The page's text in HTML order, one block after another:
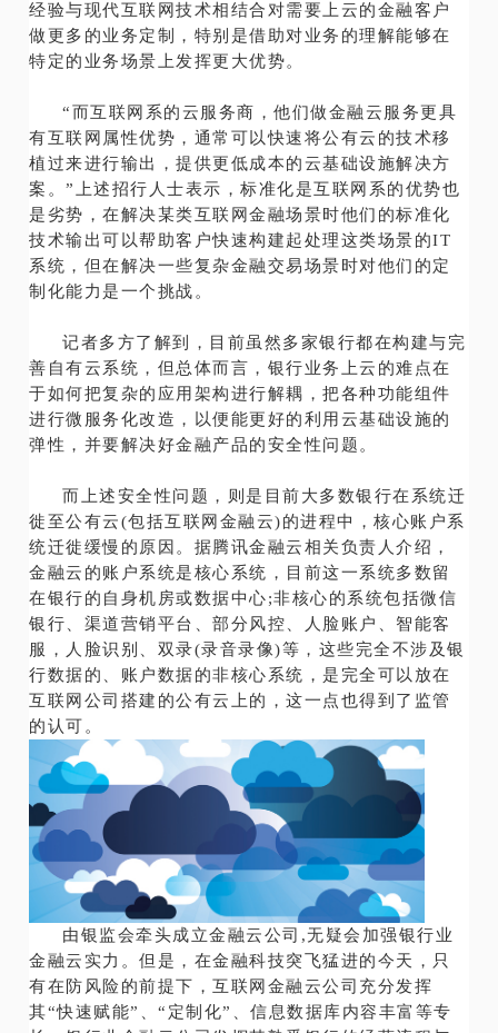
经验与现代互联网技术相结合对需要上云的金融客户
做更多的业务定制，特别是借助对业务的理解能够在
特定的业务场景上发挥更大优势。
“而互联网系的云服务商，他们做金融云服务更具
有互联网属性优势，通常可以快速将公有云的技术移
植过来进行输出，提供更低成本的云基础设施解决方
案。”上述招行人士表示，标准化是互联网系的优势也
是劣势，在解决某类互联网金融场景时他们的标准化
技术输出可以帮助客户快速构建起处理这类场景的IT
系统，但在解决一些复杂金融交易场景时对他们的定
制化能力是一个挑战。
记者多方了解到，目前虽然多家银行都在构建与完
善自有云系统，但总体而言，银行业务上云的难点在
于如何把复杂的应用架构进行解耦，把各种功能组件
进行微服务化改造，以便能更好的利用云基础设施的
弹性，并要解决好金融产品的安全性问题。
而上述安全性问题，则是目前大多数银行在系统迁
徙至公有云(包括互联网金融云)的进程中，核心账户系
统迁徙缓慢的原因。据腾讯金融云相关负责人介绍，
金融云的账户系统是核心系统，目前这一系统多数留
在银行的自身机房或数据中心;非核心的系统包括微信
银行、渠道营销平台、部分风控、人脸账户、智能客
服，人脸识别、双录(录音录像)等，这些完全不涉及银
行数据的、账户数据的非核心系统，是完全可以放在
互联网公司搭建的公有云上的，这一点也得到了监管
的认可。
由银监会牵头成立金融云公司,无疑会加强银行业
金融云实力。但是，在金融科技突飞猛进的今天，只
有在防风险的前提下，互联网金融云公司充分发挥
其“快速赋能”、“定制化”、信息数据库内容丰富等专